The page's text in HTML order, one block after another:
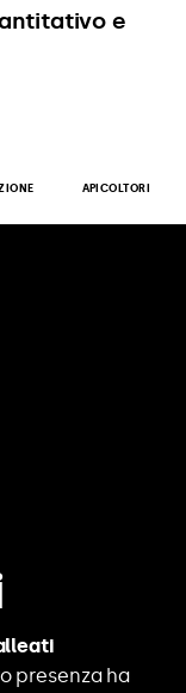
e
APICOLTORI
presenza ha